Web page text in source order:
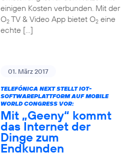
einigen Kosten verbunden. Mit der
O2TV & Video App bietet O2eine
echte […]
01. März 2017
TELEFÓNICA NEXT STELLT IOT-
SOFTWAREPLATTFORM AUF MOBILE
WORLD CONGRESS VOR:
Mit „Geeny“ kommt
das Internet der
Dinge zum
Endkunden